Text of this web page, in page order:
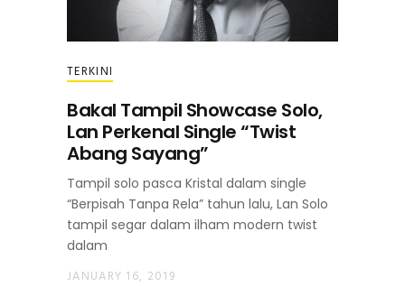
TERKINI
Bakal Tampil Showcase Solo,
Lan Perkenal Single “Twist
Abang Sayang”
Tampil solo pasca Kristal dalam single
“Berpisah Tanpa Rela” tahun lalu, Lan Solo
tampil segar dalam ilham modern twist
dalam
JANUARY 16, 2019